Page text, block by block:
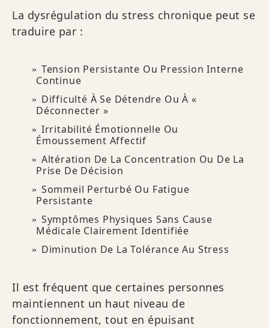
La dysrégulation du stress chronique peut se
traduire par :
Tension Persistante Ou Pression Interne
Continue
Difficulté À Se Détendre Ou À «
Déconnecter »
Irritabilité Émotionnelle Ou
Émoussement Affectif
Altération De La Concentration Ou De La
Prise De Décision
Sommeil Perturbé Ou Fatigue
Persistante
Symptômes Physiques Sans Cause
Médicale Clairement Identifiée
Diminution De La Tolérance Au Stress
Il est fréquent que certaines personnes
maintiennent un haut niveau de
fonctionnement, tout en épuisant